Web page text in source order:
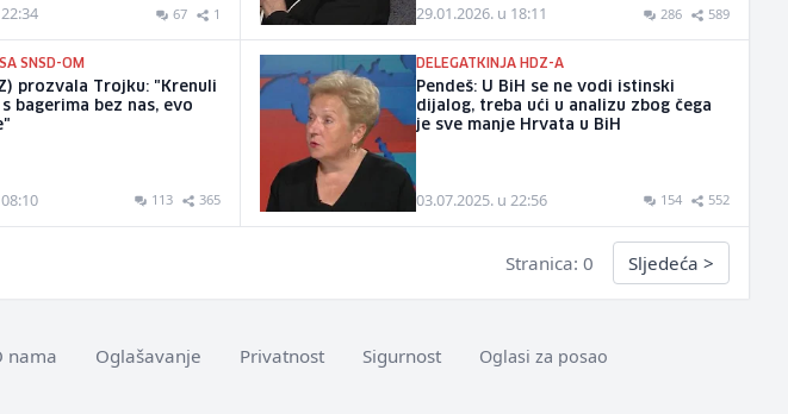
67 1 29.01.2026. u 18:11 286 589
SNSD-OM
prozvala Trojku: "Krenuli
bagerima bez nas, evo
113 365
DELEGATKINJA HDZ-A
Pendeš: U BiH se ne vodi istinski
dijalog, treba ući u analizu zbog čega
je sve manje Hrvata u BiH
03.07.2025. u 22:56 154 552
Stranica: 0 Sljedeća >
nama Oglašavanje Privatnost Sigurnost Oglasi za posao